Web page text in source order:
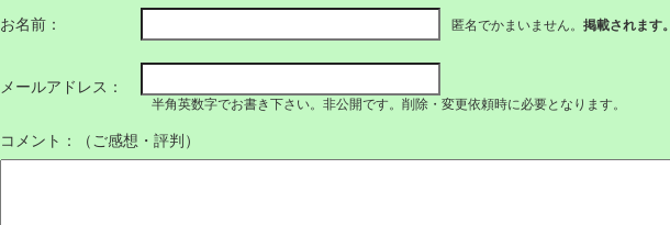
お名前： 匿名でかまいません。 掲載されます。
メールアドレス：
半角英数字でお書き下さい。非公開です。削除・変更依頼時に必要となります。
コメント：（ご感想・評判）